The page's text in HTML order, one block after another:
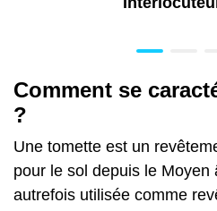
Comment se
?
Une tomette est un
pour le sol depuis le Moyen
autrefois utilisée comme